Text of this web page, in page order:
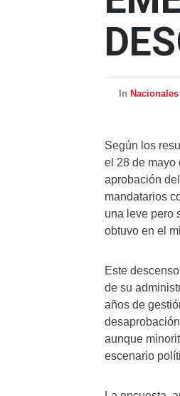
In Nacionales
Según los
el 28 de mayo
aprobación
mandatarios
una leve pero
obtuvo en el
Este
de su
años de
aunque
escenario